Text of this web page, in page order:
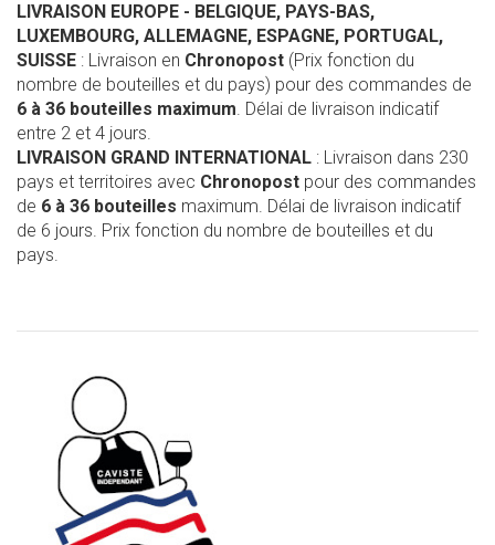
LIVRAISON EUROPE - BELGIQUE, PAYS-BAS,
LUXEMBOURG, ALLEMAGNE, ESPAGNE, PORTUGAL,
SUISSE : Livraison en Chronopost (Prix fonction du
nombre de bouteilles et du pays) pour des commandes de
6 à 36 bouteilles maximum. Délai de livraison indicatif
entre 2 et 4 jours.
LIVRAISON GRAND INTERNATIONAL : Livraison dans 230
pays et territoires avec Chronopost pour des commandes
de 6 à 36 bouteilles maximum. Délai de livraison indicatif
de 6 jours. Prix fonction du nombre de bouteilles et du
pays.